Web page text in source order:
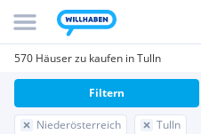
570 Häuser zu kaufen in Tulln
Niederösterreich Tulln
Filtern